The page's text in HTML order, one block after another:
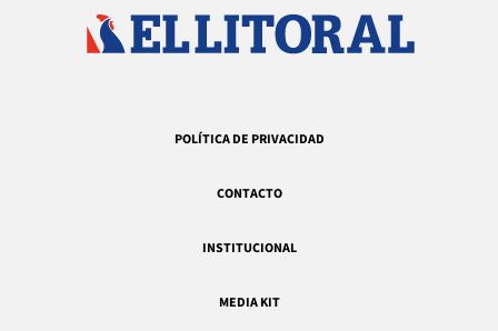
POLÍTICA DE PRIVACIDAD
CONTACTO
INSTITUCIONAL
MEDIA KIT